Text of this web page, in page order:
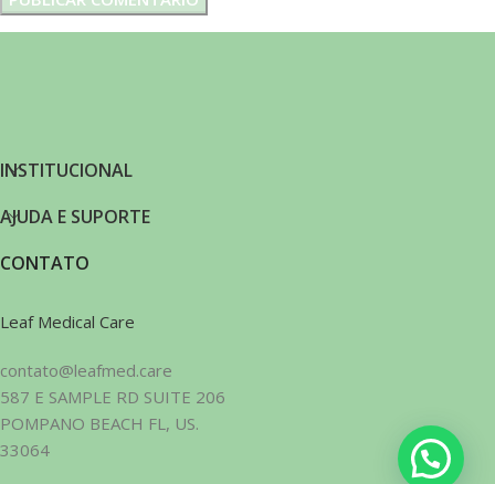
INSTITUCIONAL
AJUDA E SUPORTE
CONTATO
Leaf Medical Care
contato@leafmed.care
587 E SAMPLE RD SUITE 206
POMPANO BEACH FL, US.
33064